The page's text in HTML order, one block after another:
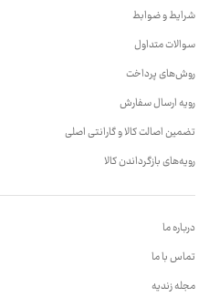
شرایط و ضوابط
سوالات متداول
روش‌های پرداخت
رویه ارسال سفارش
تضمین اصالت کالا و گارانتی اصلی
رویه‌های بازگرداندن کالا
درباره ما
تماس با ما
مجله زندیه